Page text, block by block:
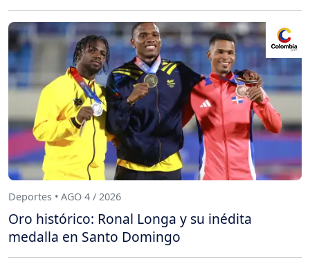
Deportes • AGO 4 / 2026
Oro histórico: Ronal Longa y su inédita
medalla en Santo Domingo